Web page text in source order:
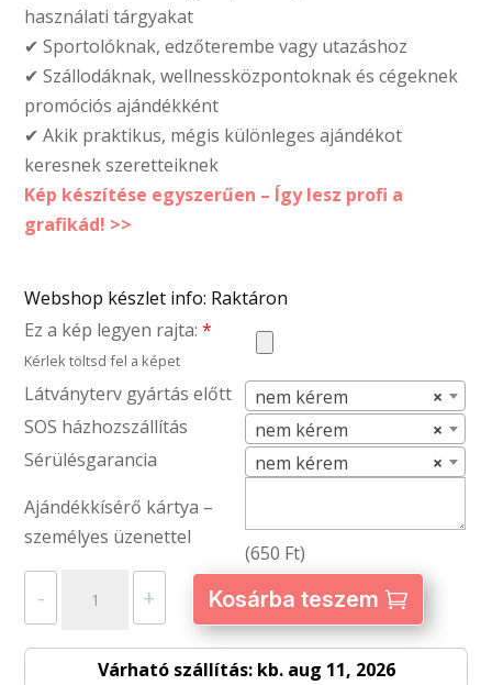
használati tárgyakat
✔ Sportolóknak, edzőterembe vagy utazáshoz
✔ Szállodáknak, wellnessközpontoknak és cégeknek
promóciós ajándékként
✔ Akik praktikus, mégis különleges ajándékot
keresnek szeretteiknek
Kép készítése egyszerűen – Így lesz profi a
grafikád! >>
Webshop készlet info: Raktáron
Ez a kép legyen rajta:*
Kérlek töltsd fel a képet
Látványterv gyártás előtt ×
nem kérem
SOS házhozszállítás
×
nem kérem
Sérülésgarancia
×
nem kérem
Ajándékkísérő kártya –
személyes üzenettel
(650 Ft)
-
egyedi
fényképpel
+ Kosárba teszem
Várható szállítás: kb. aug 11, 2026